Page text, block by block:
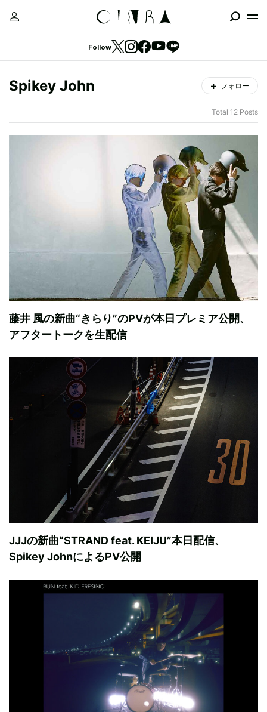
Follow
Spikey John フォロー
Total 12 Posts
藤井 風の新曲“きらり”のPVが本日プレミア公開、
アフタートークを生配信
JJJの新曲“STRAND feat. KEIJU”本日配信、
Spikey JohnによるPV公開